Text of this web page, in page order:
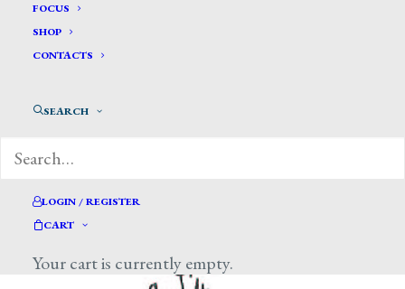
FOCUS
SHOP
CONTACTS
SEARCH
LOGIN / REGISTER
CART
Your cart is currently empty.